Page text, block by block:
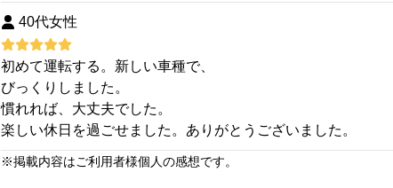
40代女性
初めて運転する。新しい車種で、
びっくりしました。
慣れれば、大丈夫でした。
楽しい休日を過ごせました。ありがとうございました。
※掲載内容はご利用者様個人の感想です。